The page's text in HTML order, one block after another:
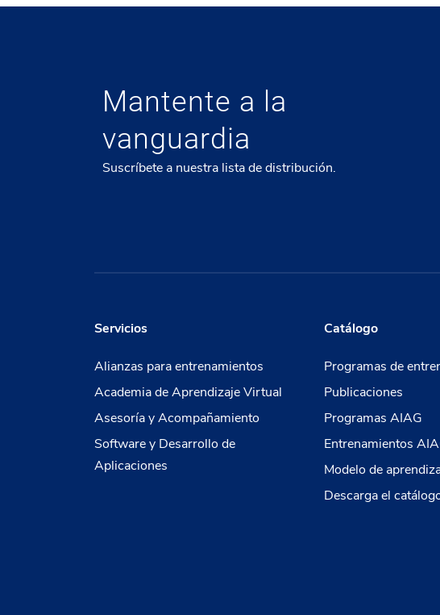
Mantente a la
vanguardia
Suscríbete a nuestra lista de distribución.
Servicios
Alianzas para entrenamientos
Academia de Aprendizaje Virtual
Asesoría y Acompañamiento
Software y Desarrollo de
Aplicaciones
Catálogo
Programas de
Publicaciones
Programas AIAG
Entrenamientos
Modelo de
Descarga el